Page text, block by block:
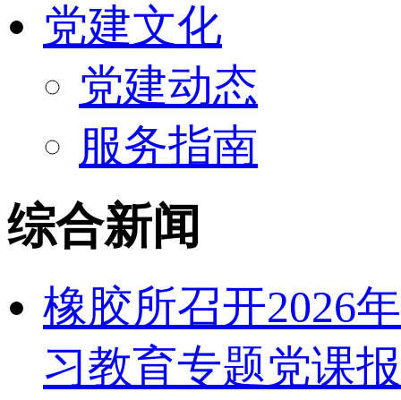
党建文化
党建动态
服务指南
综合新闻
橡胶所召开2026
习教育专题党课